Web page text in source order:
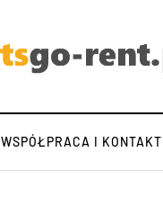
WSPÓŁPRACA I KONTAKT